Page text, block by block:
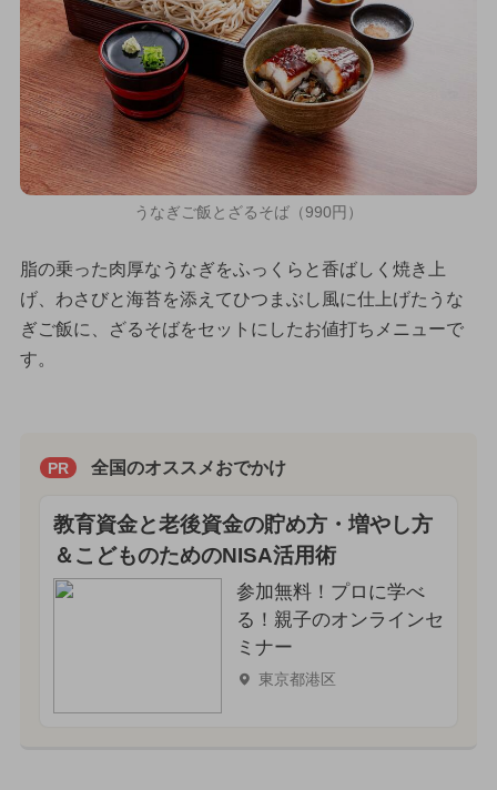
うなぎご飯とざるそば（990円）
脂の乗った肉厚なうなぎをふっくらと香ばしく焼き上
げ、わさびと海苔を添えてひつまぶし風に仕上げたうな
ぎご飯に、ざるそばをセットにしたお値打ちメニューで
す。
PR 全国のオススメおでかけ
教育資金と老後資金の貯め方・増やし方
＆こどものためのNISA活用術
参加無料！プロに学べ
る！親子のオンラインセ
ミナー
東京都港区